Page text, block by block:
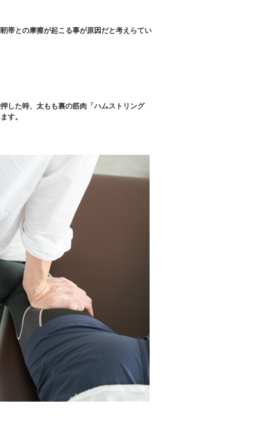
帯との摩擦が起こる事が原因だと考えらてい
した時、太もも裏の筋肉「ハムストリング
す。